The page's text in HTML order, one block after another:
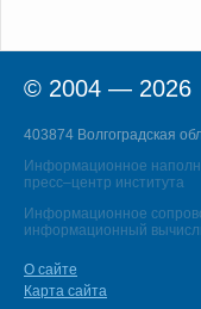
© 2004 — 2026
403874 Волгоградская
Информационное
пресс–центр института
Информационное
информационный
О сайте
Карта сайта